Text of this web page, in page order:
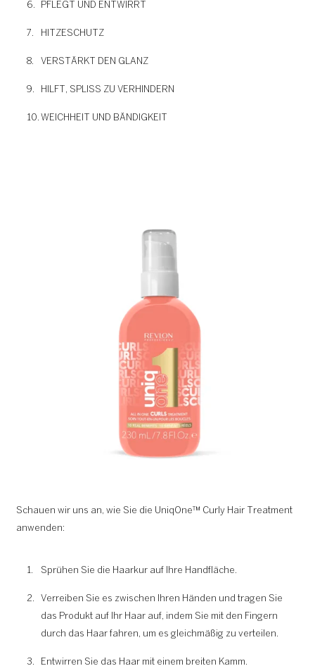
PFLEGT UND ENTWIRRT
HITZESCHUTZ
VERSTÄRKT DEN GLANZ
HILFT, SPLISS ZU VERHINDERN
WEICHHEIT UND BÄNDIGKEIT
Schauen wir uns an, wie Sie die UniqOne™ Curly Hair Treatment
anwenden:
Sprühen Sie die Haarkur auf Ihre Handfläche.
Verreiben Sie es zwischen Ihren Händen und tragen Sie
das Produkt auf Ihr Haar auf, indem Sie mit den Fingern
durch das Haar fahren, um es gleichmäßig zu verteilen.
Entwirren Sie das Haar mit einem breiten Kamm.